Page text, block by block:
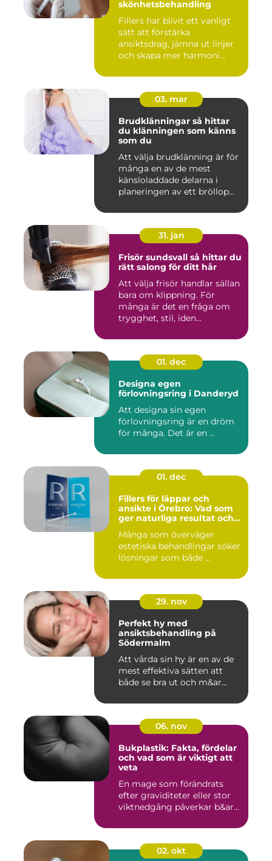
skönhetsbehandling
Fillers har blivit ett vanligt
sätt att förstärka
ansiktsdrag, jämna ut linjer
och skapa mer harmoni...
03. mar
Brudklänningar så hittar
du klänningen som känns
som du
Att välja brudklänning är för
många en av de mest
känsloladdade delarna i
planeringen av ett bröllop...
31. jan
Frisör sundsvall så hittar du
rätt salong för ditt hår
Att välja frisör handlar sällan
bara om klippning. För
många är det en fråga om
trygghet, stil, iden...
01. dec
Designa egen
förlovningsring i Danderyd
Att designa sin egen
förlovningsring är en dröm
för många. Det är en ...
01. dec
Fillers för läppar och
ansikte i Örebro: Vad som
ger naturliga resultat och
Många som överväger
estetiska behandlingar söker
lösningar som både ...
29. nov
Perfekt hy med
ansiktsbehandling på
Södermalm
Att vårda sin hy är en av de
mest effektiva sätten att
både se bra ut och m&ar...
06. nov
Bukplastik: Fakta, fördelar
och vad som är viktigt att
veta
En mage som förändrats
efter graviditeter eller stor
viktnedgång påverkar b&ar...
02. okt